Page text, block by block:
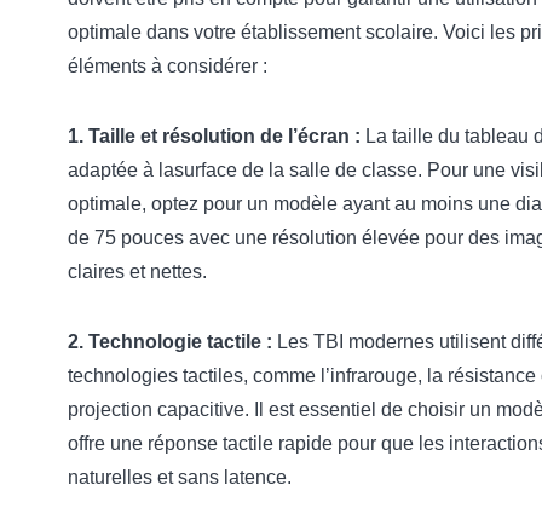
optimale dans votre établissement scolaire. Voici les
éléments à considérer :
1. Taille et résolution de l’écran : La taille du tableau
adaptée à lasurface de la salle de classe. Pour une
optimale, optez pour un modèle ayant au moins une
de 75 pouces avec une résolution élevée pour des
claires et nettes.
2. Technologie tactile : Les TBI modernes utilisent
technologies tactiles, comme l’infrarouge, la résistance
projection capacitive. Il est essentiel de choisir un
offre une réponse tactile rapide pour que les
naturelles et sans latence.